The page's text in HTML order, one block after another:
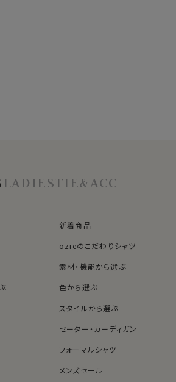
肌に張り付きにくいさらっとした
かで通気性も抜群！
涼感あふれる素材であることに
吸湿速乾（ドライ加工）が加わっ
仕上がっております。
るシボが入っていてそもそもし
庭洗濯後洗いざらしでアイロン
だけます。
って立っている衿型。
て
ちろんのこと、スタンドカラーやマ
ウールパンツなどでややドレスダ
りと、意外と着やすいシャツで
LADIESTIE&ACC
新着商品
ozieのこだわりシャツ
素材・機能から選ぶ
色から選ぶ
スタイルから選ぶ
セーター・カーディガン
フォーマルシャツ
メンズセール